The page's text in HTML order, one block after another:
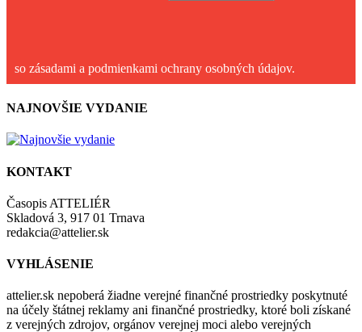
so zásadami a podmienkami ochrany osobných údajov.
NAJNOVŠIE VYDANIE
KONTAKT
Časopis ATTELIÉR
Skladová 3, 917 01 Trnava
redakcia@attelier.sk
VYHLÁSENIE
attelier.sk nepoberá žiadne verejné finančné prostriedky poskytnuté
na účely štátnej reklamy ani finančné prostriedky, ktoré boli získané
z verejných zdrojov, orgánov verejnej moci alebo verejných